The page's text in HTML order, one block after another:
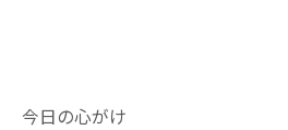
今日の心がけ